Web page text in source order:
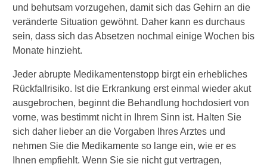
und behutsam vorzugehen, damit sich das Gehirn an die
veränderte Situation gewöhnt. Daher kann es durchaus
sein, dass sich das Absetzen nochmal einige Wochen bis
Monate hinzieht.
Jeder abrupte Medikamentenstopp birgt ein erhebliches
Rückfallrisiko. Ist die Erkrankung erst einmal wieder akut
ausgebrochen, beginnt die Behandlung hochdosiert von
vorne, was bestimmt nicht in Ihrem Sinn ist. Halten Sie
sich daher lieber an die Vorgaben Ihres Arztes und
nehmen Sie die Medikamente so lange ein, wie er es
Ihnen empfiehlt. Wenn Sie sie nicht gut vertragen,
e
u
o
l
p
t
i
k
a
b
h